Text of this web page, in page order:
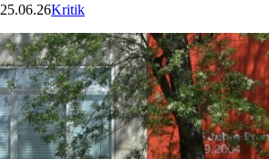
25.06.26Kritik